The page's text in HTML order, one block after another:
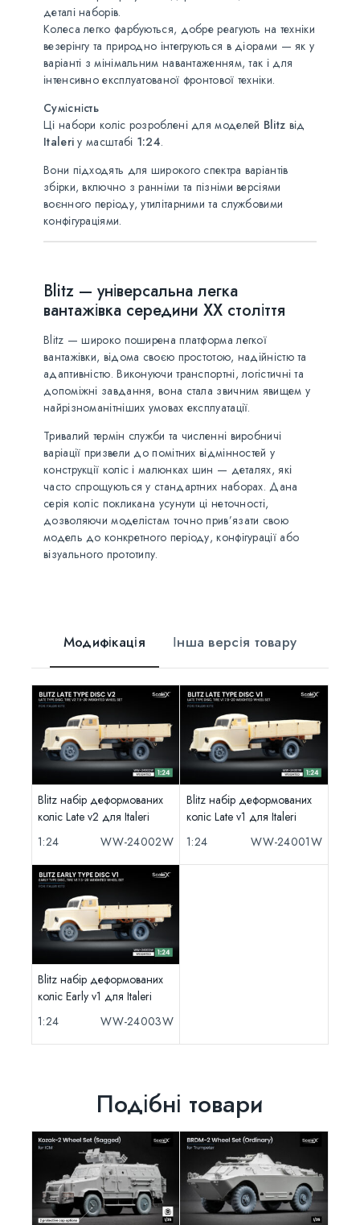
деталі наборів.
Колеса легко фарбуються, добре реагують на техніки
везерінгу та природно інтегруються в діорами — як у
варіанті з мінімальним навантаженням, так і для
інтенсивно експлуатованої фронтової техніки.
Сумісність
Ці набори коліс розроблені для моделей Blitz від
Italeri у масштабі 1:24.
Вони підходять для широкого спектра варіантів
збірки, включно з ранніми та пізніми версіями
воєнного періоду, утилітарними та службовими
конфігураціями.
Blitz — універсальна легка
вантажівка середини XX століття
Blitz — широко поширена платформа легкої
вантажівки, відома своєю простотою, надійністю та
адаптивністю. Виконуючи транспортні, логістичні та
допоміжні завдання, вона стала звичним явищем у
найрізноманітніших умовах експлуатації.
Тривалий термін служби та численні виробничі
варіації призвели до помітних відмінностей у
конструкції коліс і малюнках шин — деталях, які
часто спрощуються у стандартних наборах. Дана
серія коліс покликана усунути ці неточності,
дозволяючи моделістам точно прив’язати свою
модель до конкретного періоду, конфігурації або
візуального прототипу.
Модифікація Інша версія товару
Blitz набір деформованих
коліс Late v2 для Italeri
1:24
WW-24002W
Blitz набір деформованих
коліс Late v1 для Italeri
1:24
WW-24001W
Blitz набір деформованих
коліс Early v1 для Italeri
1:24
WW-24003W
Подібні товари